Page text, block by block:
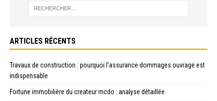
ARTICLES RÉCENTS
Travaux de construction : pourquoi l’assurance dommages ouvrage est
indispensable
Fortune immobilière du createur mcdo : analyse détaillée